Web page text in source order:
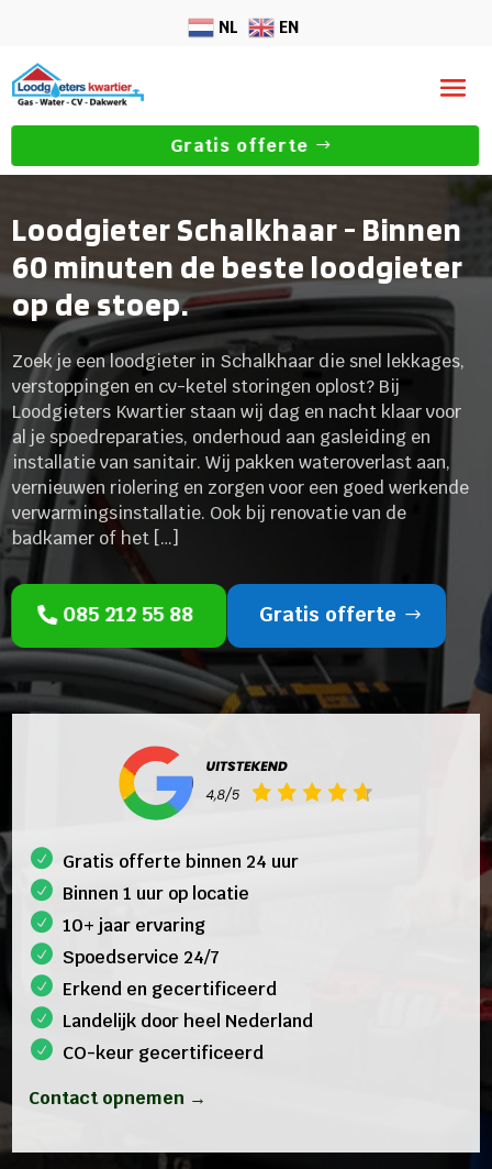
NL EN
Gratis offerte
Loodgieter Schalkhaar - Binnen
60 minuten de beste loodgieter
op de stoep.
Zoek je een loodgieter in Schalkhaar die snel lekkages,
verstoppingen en cv-ketel storingen oplost? Bij
Loodgieters Kwartier staan wij dag en nacht klaar voor
al je spoedreparaties, onderhoud aan gasleiding en
installatie van sanitair. Wij pakken wateroverlast aan,
vernieuwen riolering en zorgen voor een goed werkende
verwarmingsinstallatie. Ook bij renovatie van de
badkamer of het […]
085 212 55 88 Gratis offerte
Gratis offerte binnen 24 uur
Binnen 1 uur op locatie
10+ jaar ervaring
Spoedservice 24/7
Erkend en gecertificeerd
Landelijk door heel Nederland
CO-keur gecertificeerd
Contact opnemen →